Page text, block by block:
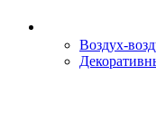
Воздух-